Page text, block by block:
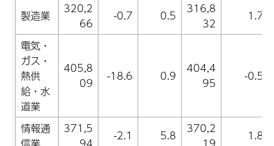
製造業
320,2
66
-0.7 0.5
316,8
32
1.7
電気・
ガス・
熱供
給・水
道業
405,8
09
-18.6 0.9
404,4
95
-0.5
情報通
371,5
-2.1 5.8
370,2
1.8